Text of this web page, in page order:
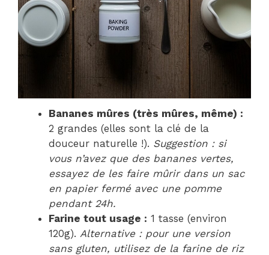
Bananes mûres (très mûres, même) :
2 grandes (elles sont la clé de la
douceur naturelle !). Suggestion : si
vous n’avez que des bananes vertes,
essayez de les faire mûrir dans un sac
en papier fermé avec une pomme
pendant 24h.
Farine tout usage : 1 tasse (environ
120g). Alternative : pour une version
sans gluten, utilisez de la farine de riz